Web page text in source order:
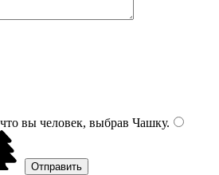
вы человек, выбрав Чашку.